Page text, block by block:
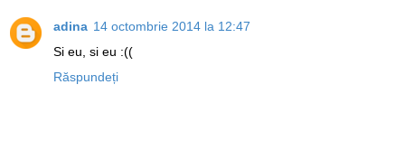
adina 14 octombrie 2014 la 12:47
Si eu, si eu :((
Răspundeți